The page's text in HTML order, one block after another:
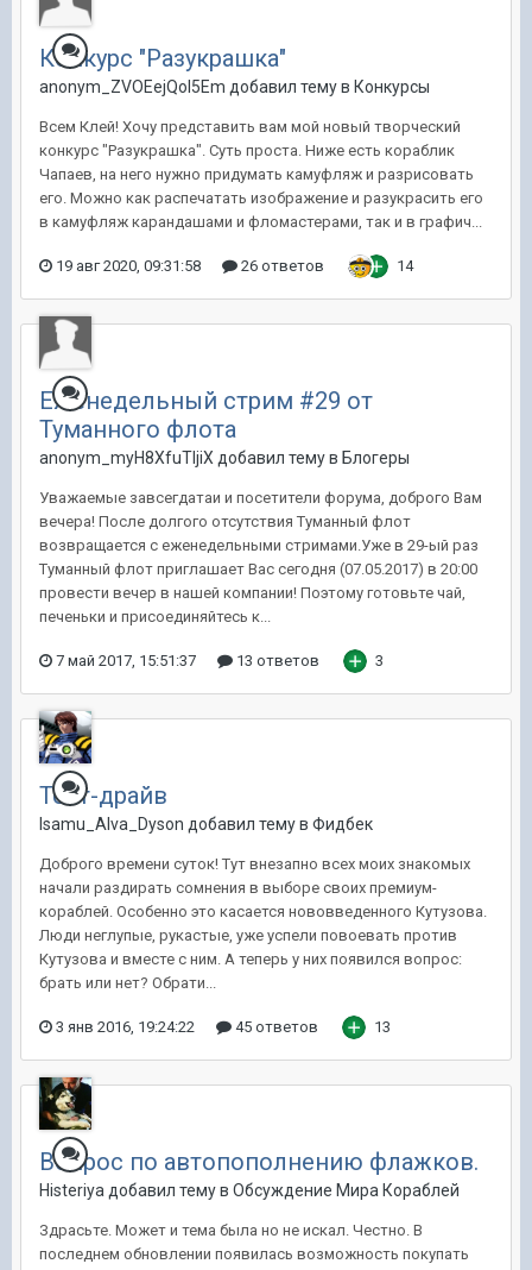
Конкурс "Разукрашка"
anonym_ZVOEejQol5Em добавил тему в Конкурсы
Всем Клей! Хочу представить вам мой новый творческий
конкурс "Разукрашка". Суть проста. Ниже есть кораблик
Чапаев, на него нужно придумать камуфляж и разрисовать
его. Можно как распечатать изображение и разукрасить его
в камуфляж карандашами и фломастерами, так и в графич...
19 авг 2020, 09:31:58 26 ответов 14
Еженедельный стрим #29 от
Туманного флота
anonym_myH8XfuTIjiX добавил тему в Блогеры
Уважаемые завсегдатаи и посетители форума, доброго Вам
вечера! После долгого отсутствия Туманный флот
возвращается с еженедельными стримами.Уже в 29-ый раз
Туманный флот приглашает Вас сегодня (07.05.2017) в 20:00
провести вечер в нашей компании! Поэтому готовьте чай,
печеньки и присоединяйтесь к...
7 май 2017, 15:51:37 13 ответов 3
Тест-драйв
Isamu_Alva_Dyson добавил тему в Фидбек
Доброго времени суток! Тут внезапно всех моих знакомых
начали раздирать сомнения в выборе своих премиум-
кораблей. Особенно это касается нововведенного Кутузова.
Люди неглупые, рукастые, уже успели повоевать против
Кутузова и вместе с ним. А теперь у них появился вопрос:
брать или нет? Обрати...
3 янв 2016, 19:24:22 45 ответов 13
Вопрос по автопополнению флажков.
Histeriya добавил тему в Обсуждение Мира Кораблей
Здрасьте. Может и тема была но не искал. Честно. В
последнем обновлении появилась возможность покупать